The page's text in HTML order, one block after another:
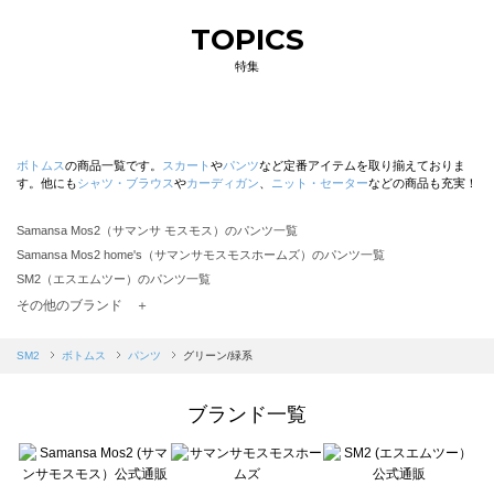
TOPICS
特集
ボトムスの商品一覧です。 スカート やパンツなど定番アイテムを取り揃えておりま
す。他にもシャツ・ブラウスやカーディガン ニット・セーターなどの商品も充実！
Samansa Mos2（サマンサ モスモス）のパンツ一覧
Samansa Mos2 home's（サマンサモスモスホームズ）のパンツ一覧
SM2（エスエムツー）のパンツ一覧
TSUHARU by Samansa Mos2（ツハルバイサマンサモスモス）のパンツ一覧
Samansa Mos2 blue（サマンサモスモス ブルー）のパンツ一覧
sō4ū（ソウフォーユー）のパンツ一覧
Te chichi（テチチ）のパンツ一覧
Te chichi CLASSIC（テチチ クラシック）のパンツ一覧
その他のブランド ＋
SM2 ボトムス パンツ グリーン/緑系
ブランド一覧